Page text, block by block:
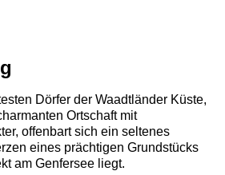
Dörfer der Waadtländer Küste,
Ortschaft mit
offenbart sich ein seltenes
eines prächtigen Grundstücks
am Genfersee liegt.